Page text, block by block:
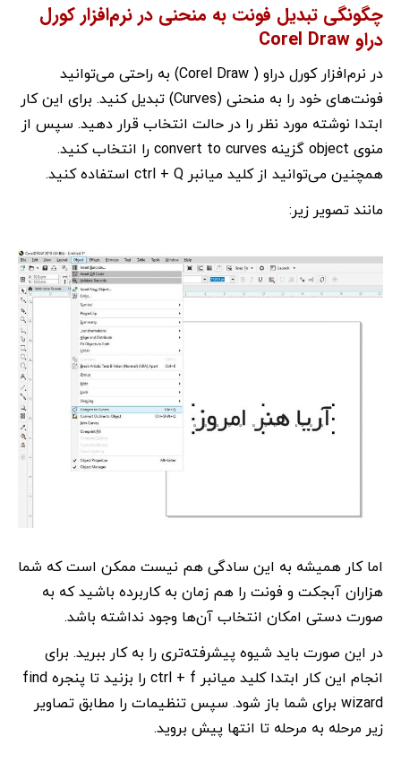
چگونگی تبدیل فونت به منحنی در نرم‌افزار کورل
دراو Corel Draw
در نرم‌افزار کورل دراو ( Corel Draw) به راحتی می‌توانید
فونت‌های خود را به منحنی (Curves) تبدیل کنید. برای این کار
ابتدا نوشته مورد نظر را در حالت انتخاب قرار دهید. سپس از
منوی object گزینه convert to curves را انتخاب کنید.
همچنین می‌توانید از کلید میانبر ctrl + Q استفاده کنید.
مانند تصویر زیر:
اما کار همیشه به این سادگی هم نیست ممکن است که شما
هزاران آبجکت و فونت را هم زمان به کاربرده باشید که به
صورت دستی امکان انتخاب آن‌ها وجود نداشته باشد.
در این صورت باید شیوه پیشرفته‌تری را به کار ببرید. برای
انجام این کار ابتدا کلید میانبر ctrl + f را بزنید تا پنجره find
wizard برای شما باز شود. سپس تنظیمات را مطابق تصاویر
زیر مرحله به مرحله تا انتها پیش بروید.